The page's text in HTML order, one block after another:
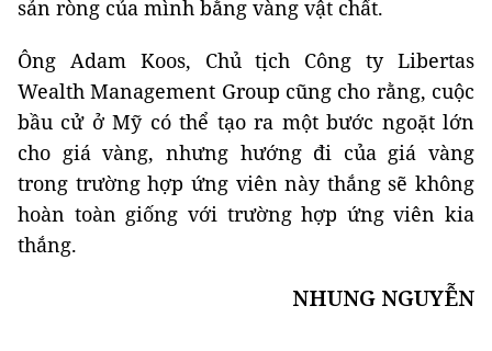
sản ròng của mình bằng vàng vật chất.
Ông Adam Koos, Chủ tịch Công ty Libertas
Wealth Management Group cũng cho rằng, cuộc
bầu cử ở Mỹ có thể tạo ra một bước ngoặt lớn
cho giá vàng, nhưng hướng đi của giá vàng
trong trường hợp ứng viên này thắng sẽ không
hoàn toàn giống với trường hợp ứng viên kia
thắng.
NHUNG NGUYỄN